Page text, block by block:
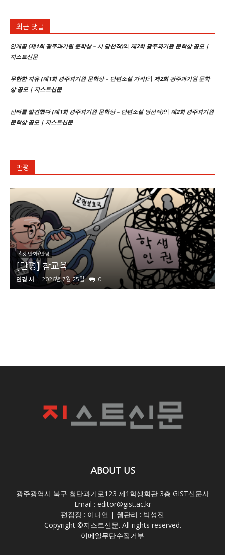
최근 댓글
안개꽃 (제1회 광주과기원 문학상 – 시 당선작)의 제2회 광주과기원 문학상 공모 |
지스트신문
무한한 자유 (제1회 광주과기원 문학상 – 단편소설 가작)의 제2회 광주과기원 문학
상 공모 | 지스트신문
산타를 발견했다 (제1회 광주과기원 문학상 – 단편소설 당선작)의 제2회 광주과기원
문학상 공모 | 지스트신문
만평
4컷 만화/만평
[만평] 참교육
연경 서 - 2026년 7월 25일 0
ABOUT US
광주광역시 북구 첨단과기로123 제1학생회관 3층 GIST신문사
Email : editor@gist.ac.kr
편집장 : 이다연 | 웹관리 : 박성진
Copyright ©지스트신문. All rights reserved.
이메일무단수집거부